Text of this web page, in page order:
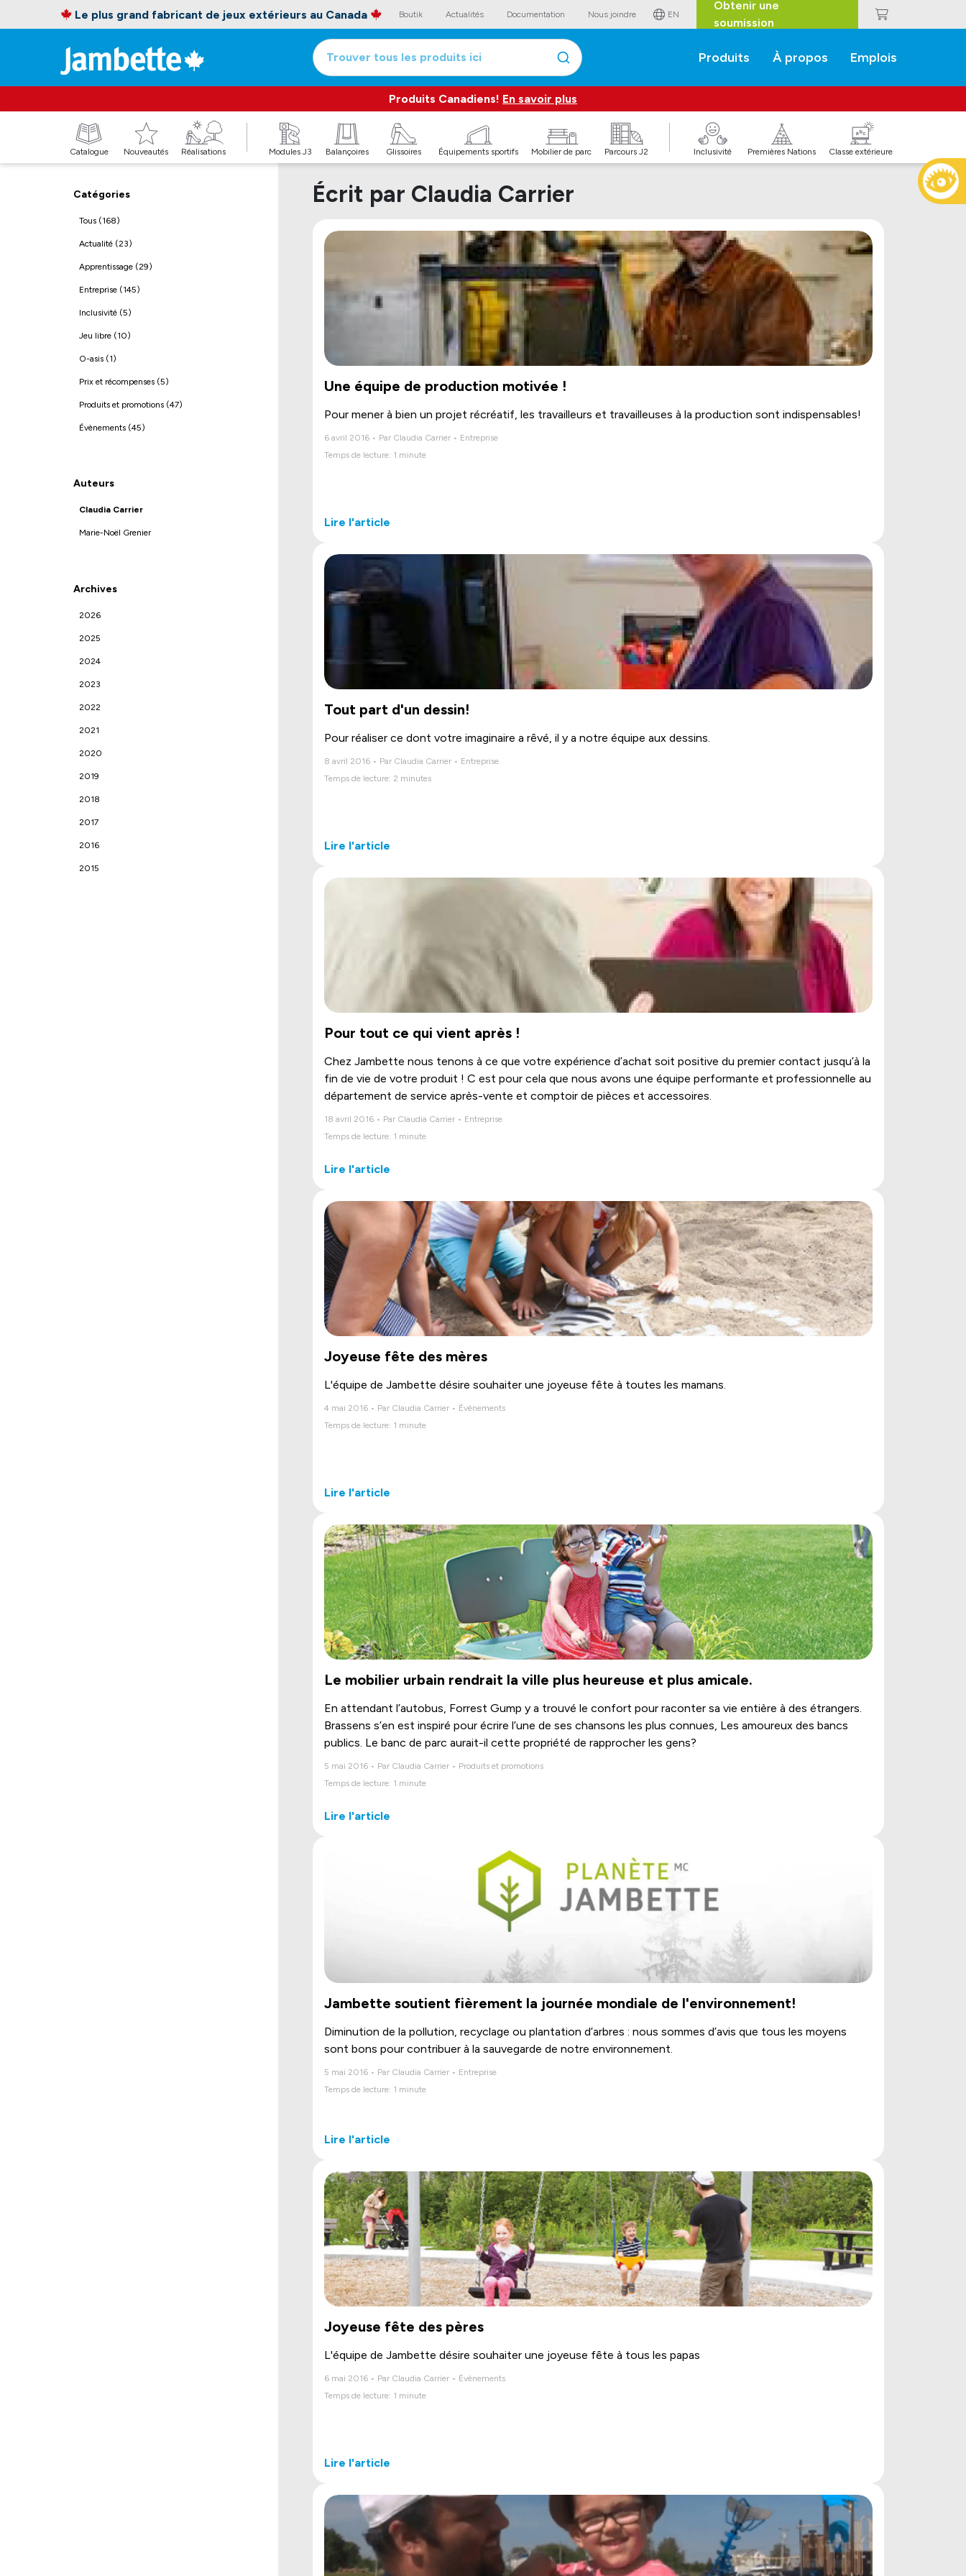
Le plus grand fabricant de jeux extérieurs au Canada Boutik Actualités Documentation Nous joindre EN
Obtenir une
soumission
Trouver tous les produits ici Produits À propos Emplois
Produits Canadiens! En savoir plus
Catalogue Nouveautés Réalisations Modules J3 Balançoires Glissoires Équipements sportifs Mobilier de parc Parcours J2 Inclusivité Premières Nations Classe extérieure
Catégories
Tous (168)
Actualité (23)
Apprentissage (29)
Entreprise (145)
Inclusivité (5)
Jeu libre (10)
O-asis (1)
Prix et récompenses (5)
Produits et promotions (47)
Évènements (45)
Auteurs
Claudia Carrier
Marie-Noël Grenier
Archives
2026
2025
2024
2023
2022
2021
2020
2019
2018
2017
2016
2015
Écrit par Claudia Carrier
Une équipe de production motivée !
Pour mener à bien un projet récréatif, les travailleurs et travailleuses à la production sont indispensables!
6 avril 2016 • Par Claudia Carrier • Entreprise
Temps de lecture: 1 minute
Lire l'article
Tout part d'un dessin!
Pour réaliser ce dont votre imaginaire a rêvé, il y a notre équipe aux dessins.
8 avril 2016 • Par Claudia Carrier • Entreprise
Temps de lecture: 2 minutes
Lire l'article
Pour tout ce qui vient après !
Chez Jambette nous tenons à ce que votre expérience d’achat soit positive du premier contact jusqu’à la
fin de vie de votre produit ! C est pour cela que nous avons une équipe performante et professionnelle au
département de service après-vente et comptoir de pièces et accessoires.
18 avril 2016 • Par Claudia Carrier • Entreprise
Temps de lecture: 1 minute
Lire l'article
Joyeuse fête des mères
L'équipe de Jambette désire souhaiter une joyeuse fête à toutes les mamans.
4 mai 2016 • Par Claudia Carrier • Évènements
Temps de lecture: 1 minute
Lire l'article
Le mobilier urbain rendrait la ville plus heureuse et plus amicale.
En attendant l’autobus, Forrest Gump y a trouvé le confort pour raconter sa vie entière à des étrangers.
Brassens s’en est inspiré pour écrire l’une de ses chansons les plus connues, Les amoureux des bancs
publics. Le banc de parc aurait-il cette propriété de rapprocher les gens?
5 mai 2016 • Par Claudia Carrier • Produits et promotions
Temps de lecture: 1 minute
Lire l'article
Jambette soutient fièrement la journée mondiale de l'environnement!
Diminution de la pollution, recyclage ou plantation d’arbres : nous sommes d’avis que tous les moyens
sont bons pour contribuer à la sauvegarde de notre environnement.
5 mai 2016 • Par Claudia Carrier • Entreprise
Temps de lecture: 1 minute
Lire l'article
Joyeuse fête des pères
L'équipe de Jambette désire souhaiter une joyeuse fête à tous les papas
6 mai 2016 • Par Claudia Carrier • Évènements
Temps de lecture: 1 minute
Lire l'article